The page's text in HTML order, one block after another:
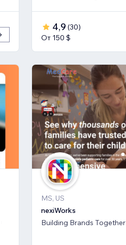
4,9 (30)
От 150 $
MS, US
nexiWorks
Building Brands Together